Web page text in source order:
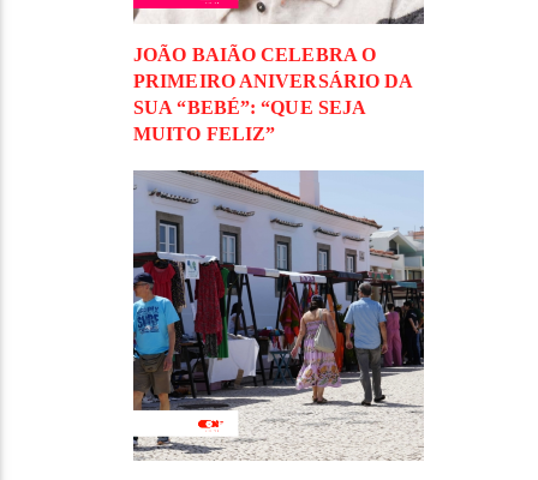
JOÃO BAIÃO CELEBRA O
PRIMEIRO ANIVERSÁRIO DA
SUA “BEBÉ”: “QUE SEJA
MUITO FELIZ”